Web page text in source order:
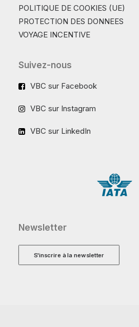
POLITIQUE DE COOKIES (UE)
PROTECTION DES DONNEES
VOYAGE INCENTIVE
Suivez-nous
VBC sur Facebook
VBC sur Instagram
VBC sur LinkedIn
Newsletter
S'inscrire à la newsletter